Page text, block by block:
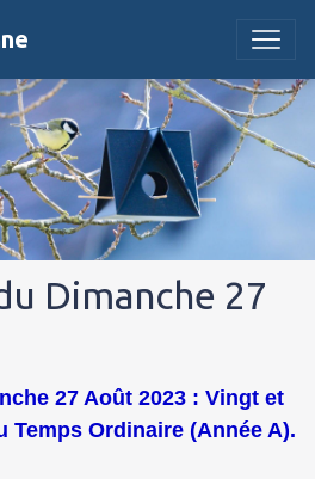
Dimanche 27
27 Août 2023 : Vingt et
Temps Ordinaire (Année A).